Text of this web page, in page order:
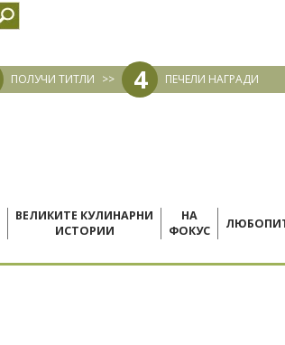
ПОЛУЧИ ТИТЛИ >> 4 ПЕЧЕЛИ НАГРАДИ
ВЕЛИКИТЕ КУЛИНАРНИ
ИСТОРИИ
НА
ФОКУС